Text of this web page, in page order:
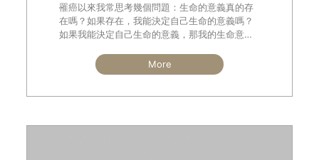
罹癌以來我常思考幾個問題：生命的意義真的存
在嗎？如果存在，我能決定自己生命的意義嗎？
如果我能決定自己生命的意義，那我的生命意義
朋友的想法，但依然找不到答案。關於生命的意
義，弗洛伊德和阿德勒兩位心理學大師有著不同
More